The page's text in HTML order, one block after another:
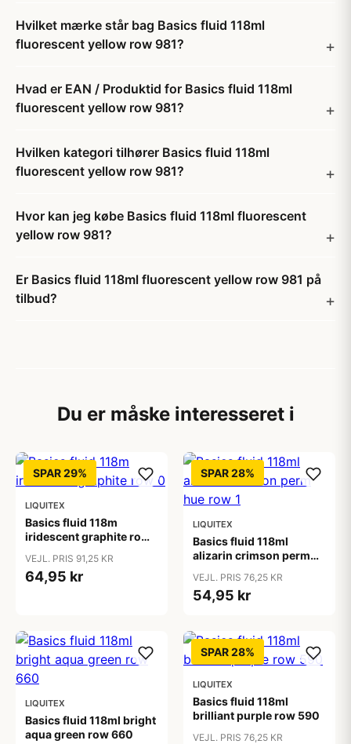
Hvilket mærke står bag Basics fluid 118ml
fluorescent yellow row 981?
Hvad er EAN / Produktid for Basics fluid 118ml
fluorescent yellow row 981?
Hvilken kategori tilhører Basics fluid 118ml
fluorescent yellow row 981?
Hvor kan jeg købe Basics fluid 118ml fluorescent
yellow row 981?
Er Basics fluid 118ml fluorescent yellow row 981 på
tilbud?
Du er måske interesseret i
SPAR 29%
LIQUITEX
Basics fluid 118m
iridescent graphite row
VEJL. PRIS 91,25 KR
64,95 kr
SPAR 28%
LIQUITEX
Basics fluid 118ml
alizarin crimson perm
VEJL. PRIS 76,25 KR
54,95 kr
LIQUITEX
Basics fluid 118ml bright
aqua green row 660
SPAR 28%
LIQUITEX
Basics fluid 118ml
brilliant purple row 590
VEJL. PRIS 76,25 KR